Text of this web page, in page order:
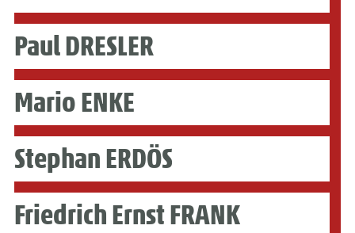
Paul DRESLER
Mario ENKE
Stephan ERDÖS
Friedrich Ernst FRANK